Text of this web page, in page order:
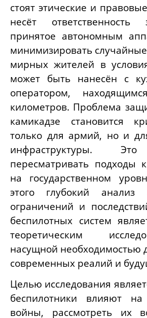
стоят этические и
несёт
принятое автономным
минимизировать
мирных жителей в
может быть нанесён с
оператором,
километров. Проблема
камикадзе становится
только для армий, но и
инфраструктуры. Это
пересматривать подходы
на государственном
этого глубокий анализ
ограничений и
беспилотных систем
теоретическим
насущной необходимостью
современных реалий и
Целью исследования
беспилотники влияют
войны, рассмотреть их